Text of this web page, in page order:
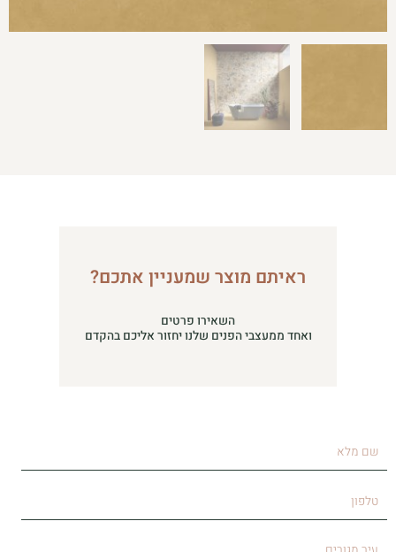
ראיתם מוצר שמעניין אתכם?
השאירו פרטים
ואחד ממעצבי הפנים שלנו יחזור אליכם בהקדם
טלפון